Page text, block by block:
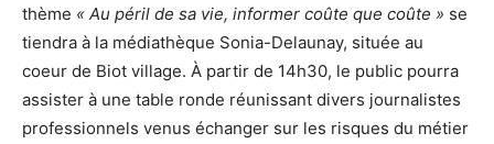
thème « Au péril de sa vie, informer coûte que coûte » se
tiendra à la médiathèque Sonia-Delaunay, située au
coeur de Biot village. À partir de 14h30, le public pourra
assister à une table ronde réunissant divers journalistes
professionnels venus échanger sur les risques du métier